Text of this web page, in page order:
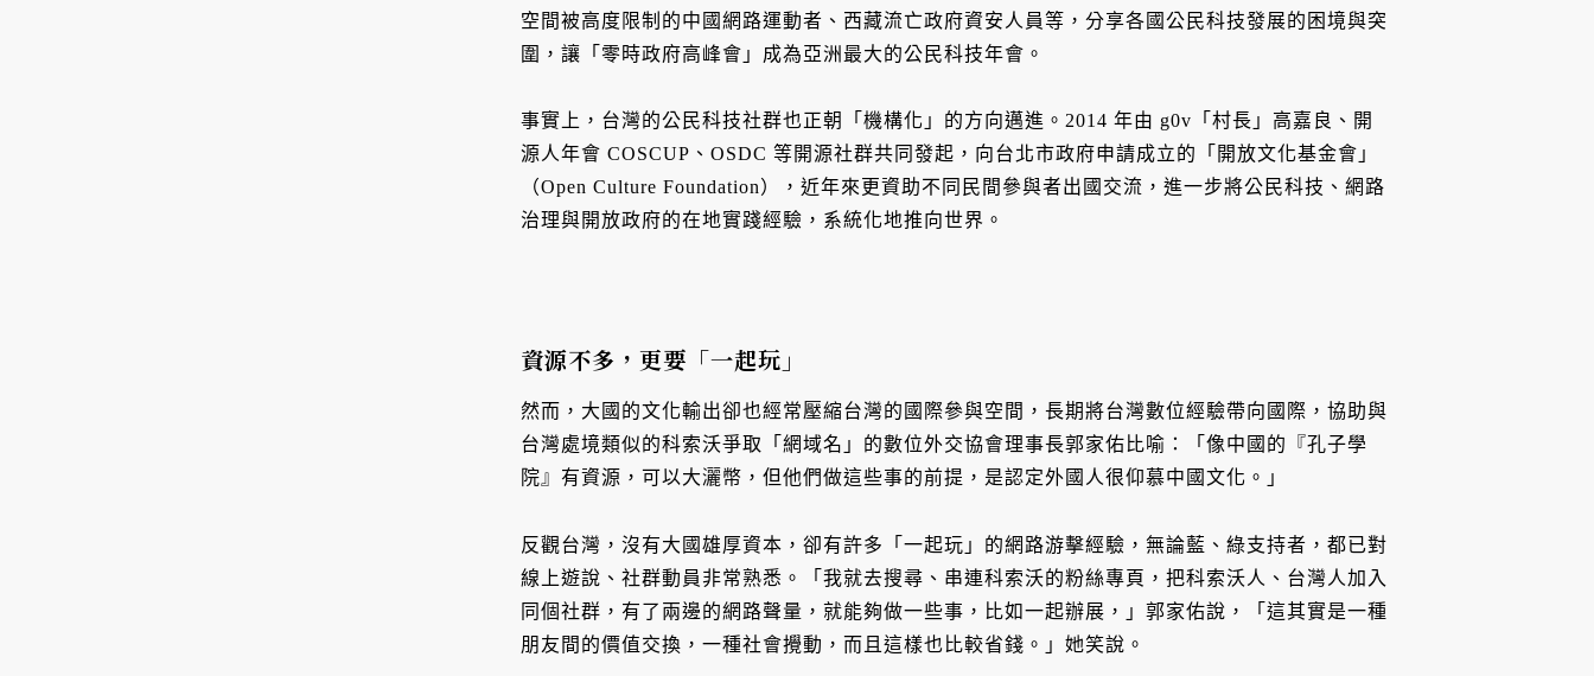
空間被高度限制的中國網路運動者、西藏流亡政府資安人員等，分享各國公民科技發展的困境與突
圍，讓「零時政府高峰會」成為亞洲最大的公民科技年會。
事實上，台灣的公民科技社群也正朝「機構化」的方向邁進。2014 年由 g0v「村長」高嘉良、開
源人年會 COSCUP、OSDC 等開源社群共同發起，向台北市政府申請成立的「開放文化基金會」
（Open Culture Foundation），近年來更資助不同民間參與者出國交流，進一步將公民科技、網路
治理與開放政府的在地實踐經驗，系統化地推向世界。
資源不多，更要「一起玩」
然而，大國的文化輸出卻也經常壓縮台灣的國際參與空間，長期將台灣數位經驗帶向國際，協助與
台灣處境類似的科索沃爭取「網域名」的數位外交協會理事長郭家佑比喻：「像中國的『孔子學
院』有資源，可以大灑幣，但他們做這些事的前提，是認定外國人很仰慕中國文化。」
反觀台灣，沒有大國雄厚資本，卻有許多「一起玩」的網路游擊經驗，無論藍、綠支持者，都已對
線上遊說、社群動員非常熟悉。「我就去搜尋、串連科索沃的粉絲專頁，把科索沃人、台灣人加入
同個社群，有了兩邊的網路聲量，就能夠做一些事，比如一起辦展，」郭家佑說，「這其實是一種
朋友間的價值交換，一種社會攪動，而且這樣也比較省錢。」她笑說。